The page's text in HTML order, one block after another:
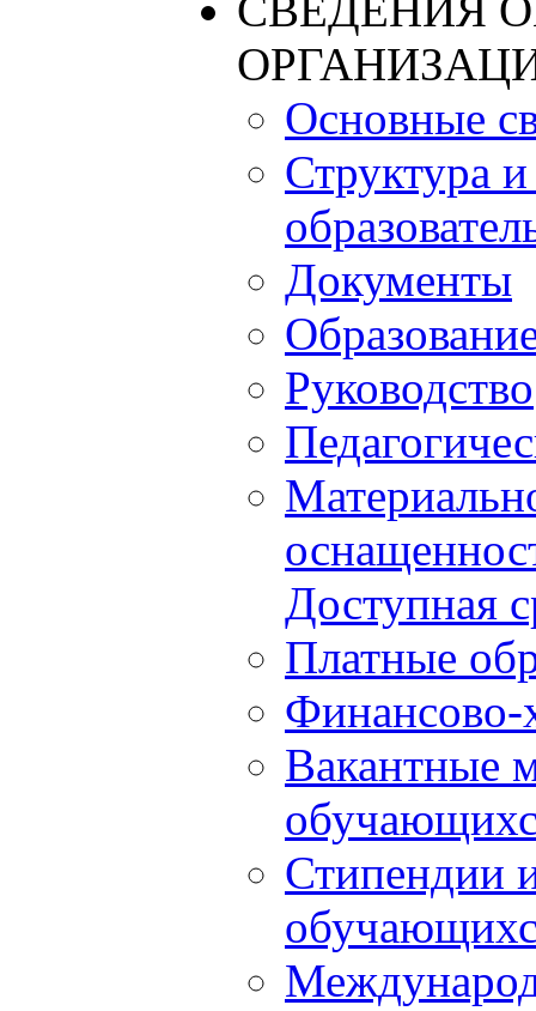
Основные
Структура
Документы
Руководство
Доступная
Платные
Финансово-
Вакантные
Стипендии